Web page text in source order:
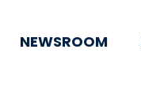
NEWSROOM